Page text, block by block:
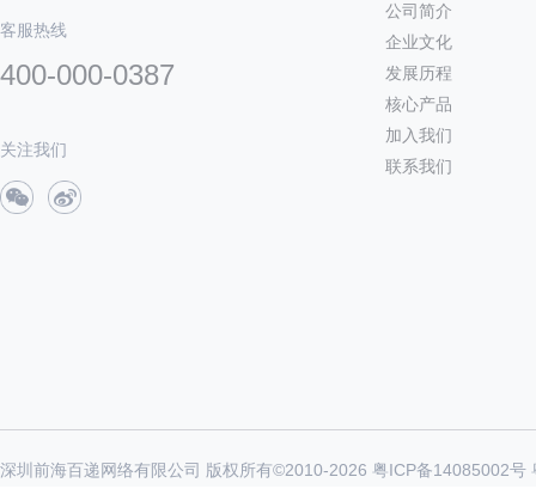
客服热线
400-000-0387
关注我们
公司简介
企业文化
发展历程
核心产品
加入我们
联系我们
深圳前海百递网络有限公司 版权所有©2010-2026 粤ICP备14085002号